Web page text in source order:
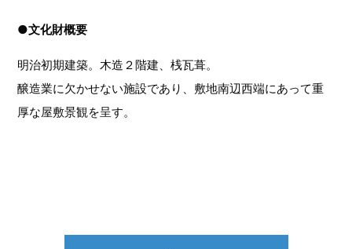
●文化財概要
明治初期建築。木造２階建、桟瓦葺。
醸造業に欠かせない施設であり、敷地南辺西端にあって重
厚な屋敷景観を呈す。